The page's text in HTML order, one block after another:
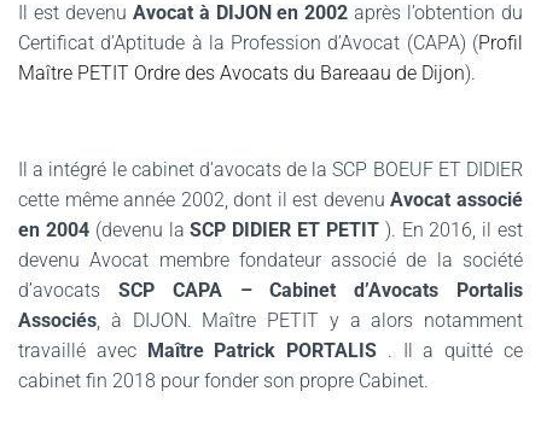
Il est devenu Avocat à DIJON en 2002 après l’obtention du
Certificat d’Aptitude à la Profession d’Avocat (CAPA) (Profil
Maître PETIT Ordre des Avocats du Bareaau de Dijon).
Il a intégré le cabinet d’avocats de la SCP BOEUF ET DIDIER
cette même année 2002, dont il est devenuAvocat associé
en 2004(devenu laSCP DIDIER ET PETIT). En 2016, il est
devenu Avocat membre fondateur associé de la société
d’avocats SCP CAPA – Cabinet d’Avocats Portalis
Associés, à DIJON. Maître PETIT y a alors notamment
travaillé avec
Maître Patrick PORTALIS .
Il a quitté ce
cabinet fin 2018 pour fonder son propre Cabinet.